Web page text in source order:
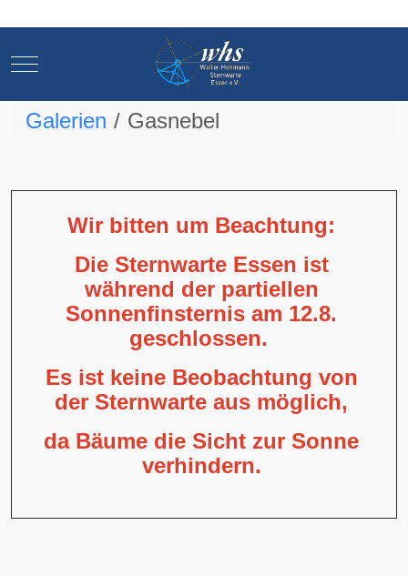
Mobile Menu Toggle
Galerien Gasnebel
Wir bitten um Beachtung:
Die Sternwarte Essen ist
während der partiellen
Sonnenfinsternis am 12.8.
geschlossen.
Es ist keine Beobachtung von
der Sternwarte aus möglich,
da Bäume die Sicht zur Sonne
verhindern.